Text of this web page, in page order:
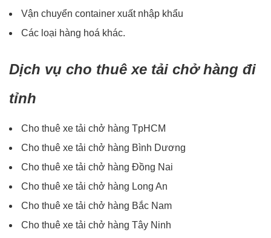
Vận chuyển container xuất nhập khẩu
Các loại hàng hoá khác.
Dịch vụ cho thuê xe tải chở hàng đi
tỉnh
Cho thuê xe tải chở hàng TpHCM
Cho thuê xe tải chở hàng Bình Dương
Cho thuê xe tải chở hàng Đồng Nai
Cho thuê xe tải chở hàng Long An
Cho thuê xe tải chở hàng Bắc Nam
Cho thuê xe tải chở hàng Tây Ninh